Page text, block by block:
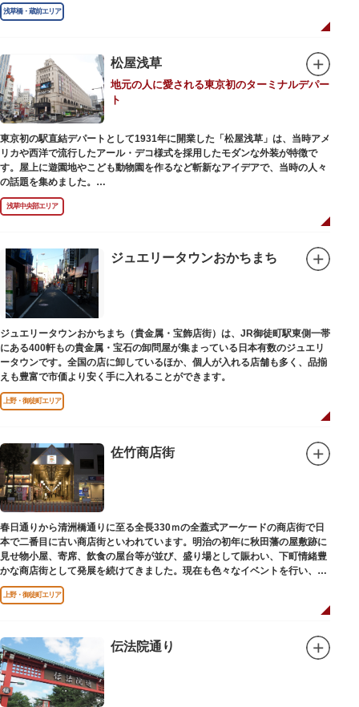
浅草橋・蔵前エリア
松屋浅草
地元の人に愛される東京初のターミナルデパー
ト
東京初の駅直結デパートとして1931年に開業した「松屋浅草」は、当時アメ
リカや西洋で流行したアール・デコ様式を採用したモダンな外装が特徴で
す。屋上に遊園地やこども動物園を作るなど斬新なアイデアで、当時の人々
の話題を集めました。
現在は、B1階から地上3階までが松屋浅草の売り場。2012年のリニューアル
で建設当時のシンボル・大時計も復活し、昭和の面影を残す百貨店は今でも
人々に親しまれています。地上1階は 浅草らしい下町銘菓をはじめ、全国か
なので、お土産購入にも便利です。
浅草中央部エリア
ジュエリータウンおかちまち
ジュエリータウンおかちまち（貴金属・宝飾店街）は、JR御徒町駅東側一帯
にある400軒もの貴金属・宝石の卸問屋が集まっている日本有数のジュエリ
ータウンです。全国の店に卸しているほか、個人が入れる店舗も多く、品揃
えも豊富で市価より安く手に入れることができます。
上野・御徒町エリア
佐竹商店街
春日通りから清洲橋通りに至る全長330ｍの全蓋式アーケードの商店街で日
本で二番目に古い商店街といわれています。明治の初年に秋田藩の屋敷跡に
見せ物小屋、寄席、飲食の屋台等が並び、盛り場として賑わい、下町情緒豊
かな商店街として発展を続けてきました。現在も色々なイベントを行い、住
民から親しまれている魅力的な商店街です。
上野・御徒町エリア
伝法院通り